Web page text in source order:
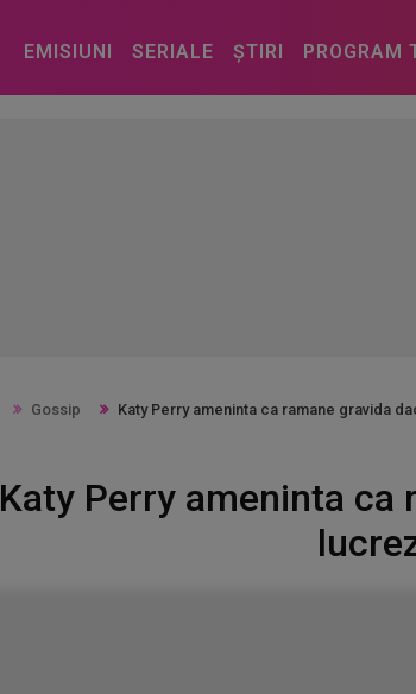
EMISIUNI SERIALE ȘTIRI PROGRAM
Gossip Katy Perry ameninta ca ramane gravida
Katy Perry ameninta ca